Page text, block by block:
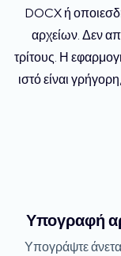
DOCX ή
αρχείων. Δεν
τρίτους. Η
ιστό είναι
Υπογραφή
Υπογράψτε